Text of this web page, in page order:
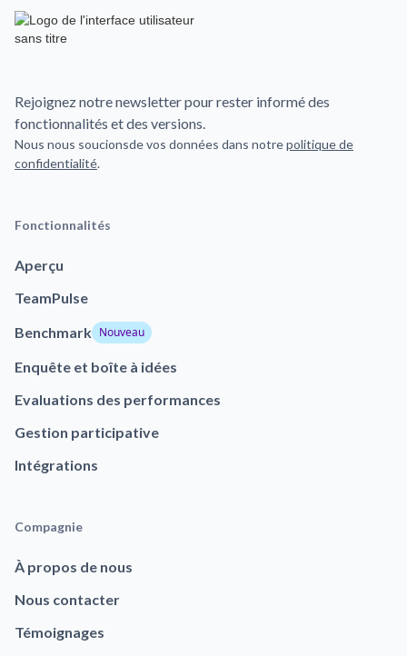
Rejoignez notre newsletter pour rester informé des
fonctionnalités et des versions.
Nous nous soucionsde vos données dans notrepolitique de
confidentialité.
Fonctionnalités
Aperçu
TeamPulse
Benchmark Nouveau
Enquête et boîte à idées
Evaluations des performances
Gestion participative
Intégrations
Compagnie
À propos de nous
Nous contacter
Témoignages